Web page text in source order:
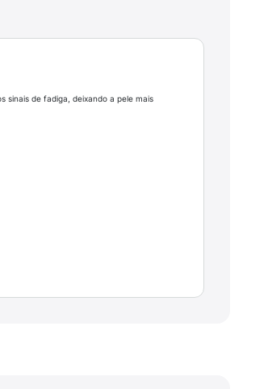
sinais de fadiga, deixando a pele mais